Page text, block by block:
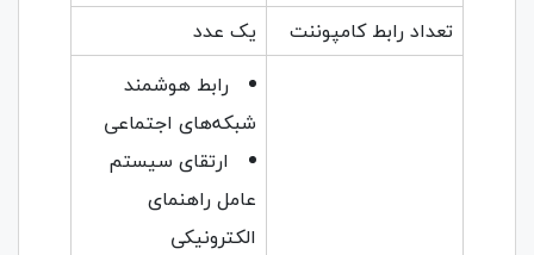
تعداد رابط کامپوننت
یک عدد
رابط هوشمند
شبکه‌های اجتماعی
ارتقای سیستم
عامل راهنمای
الکترونیکی